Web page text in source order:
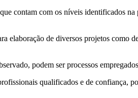
contam com os níveis identificados
elaboração de diversos projetos como
podem ser processos
qualificados e de confiança,